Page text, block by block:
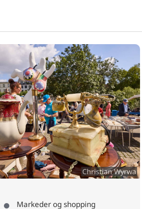
Christian Wyrwa
Markeder og shopping